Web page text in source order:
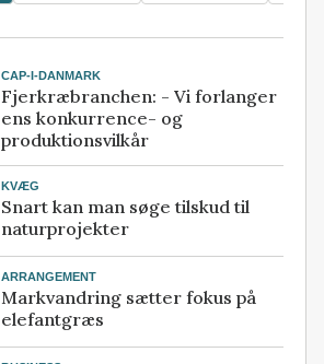
CAP-I-DANMARK
Fjerkræbranchen: - Vi forlanger
ens konkurrence- og
produktionsvilkår
KVÆG
Snart kan man søge tilskud til
naturprojekter
ARRANGEMENT
Markvandring sætter fokus på
elefantgræs